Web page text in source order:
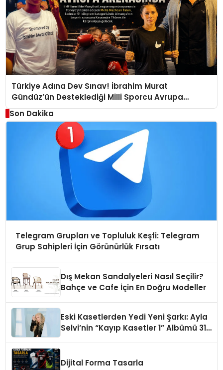
Türkiye Adına Dev Sınav! İbrahim Murat
Gündüz’ün Desteklediği Milli Sporcu Avrupa
Arenasında
Son Dakika
Telegram Grupları ve Topluluk Keşfi: Telegram
Grup Sahipleri İçin Görünürlük Fırsatı
Dış Mekan Sandalyeleri Nasıl Seçilir?
Bahçe ve Cafe İçin En Doğru Modeller
Eski Kasetlerden Yedi Yeni Şarkı: Ayla
Selvi’nin “Kayıp Kasetler 1” Albümü 31
Dijital Forma Tasarla